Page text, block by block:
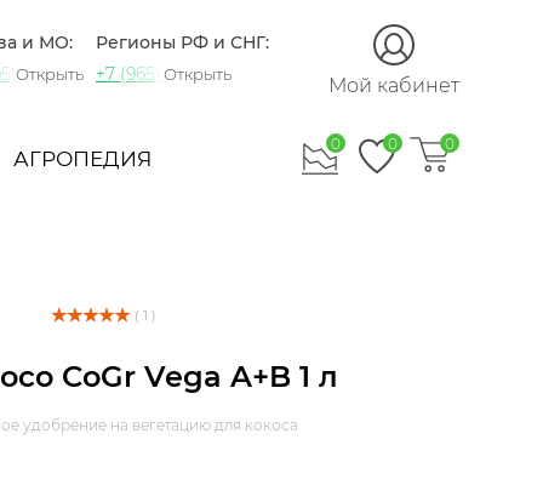
и МО:
721-60-15
Открыть
Регионы РФ и СНГ:
+7 (965) 420-10-10
Открыть Мой кабинет
АГРОПЕДИЯ
0 0 0
( 1 )
CoGr Vega A+B 1 л
удобрение на вегетацию для кокоса